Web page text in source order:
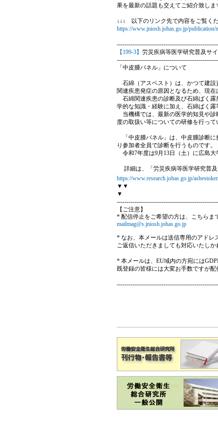
果を最新の話題も交えてご紹介致しま
↓↓↓ 以下のリンク先で内容をご覧く
https://www.jniosh.johas.go.jp/publication/
【199-3】 労災疾病等医学研究普及サ
「中皮腫パネル」について
石綿（アスベスト）は、かつて建設
関連疾患発症の原因となるため、現
石綿関連疾患の診断及び石綿ばく露
学的な知識・経験に加え、石綿ばく
当機構では、最新の医学的知見や診
度の取扱い等についての研修を行っ
「中皮腫パネル」は、中皮腫診断に
り参加者全員で診断を行うものです。
令和7年度は9月13日（土）に広島
詳細は、「労災疾病等医学研究普
https://www.research.johas.go.jp/
▼▼
▼
【ご注意】
* 配信停止をご希望の方は、こちらま
mailmag@s.jniosh.johas.go.jp
* なお、本メールは送信専用のアドレ
ご返信いただきましても対応いたし
* 本メールは、EU域内の方宛には
既登録の皆様には大変お手数ですが